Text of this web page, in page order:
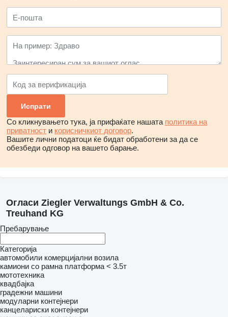
Со кликнувањето тука, ја прифаќате нашата политика на
приватност и корисничкиот договор.
Вашите лични податоци ќе бидат обработени за да се
обезбеди одговор на вашето барање.
Огласи Ziegler Verwaltungs GmbH & Co.
Treuhand KG
Пребарување
Категорија
автомобили комерцијални возила
камиони со рамна платформа < 3.5т
мототехника
квадбајка
градежни машини
модуларни контејнери
канцелариски контејнери